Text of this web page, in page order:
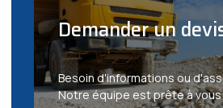
Demander un
Besoin d'informations ou
Notre équipe est prête à vous